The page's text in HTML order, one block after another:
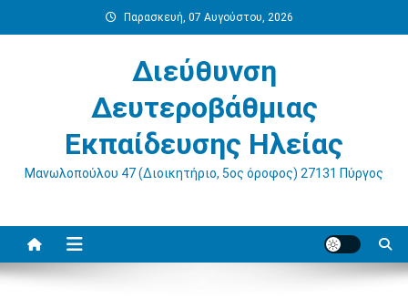
στο
Παρασκευή, 07 Αυγούστου, 2026
Διεύθυνση
Δευτεροβάθμιας
Εκπαίδευσης Ηλείας
Μανωλοπούλου 47 (Διοικητήριο, 5ος όροφος) 27131 Πύργος